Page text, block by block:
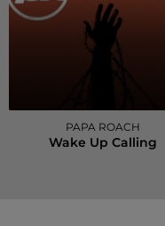
PAPA ROACH
Wake Up Calling